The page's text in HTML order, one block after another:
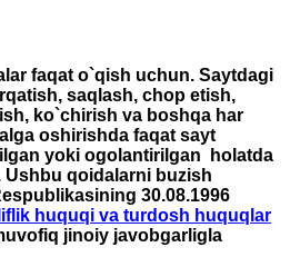
faqat o`qish uchun. Saytdagi
saqlash, chop etish,
ko`chirish va boshqa har
oshirishda faqat sayt
yoki ogolantirilgan holatda
qoidalarni buzish
30.08.1996
huquqi va turdosh huquqlar
jinoiy javobgarligla